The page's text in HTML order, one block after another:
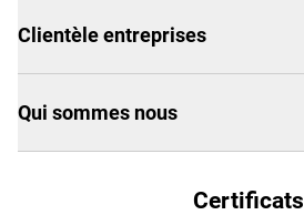
Clientèle entreprises
Qui sommes nous
Certificats